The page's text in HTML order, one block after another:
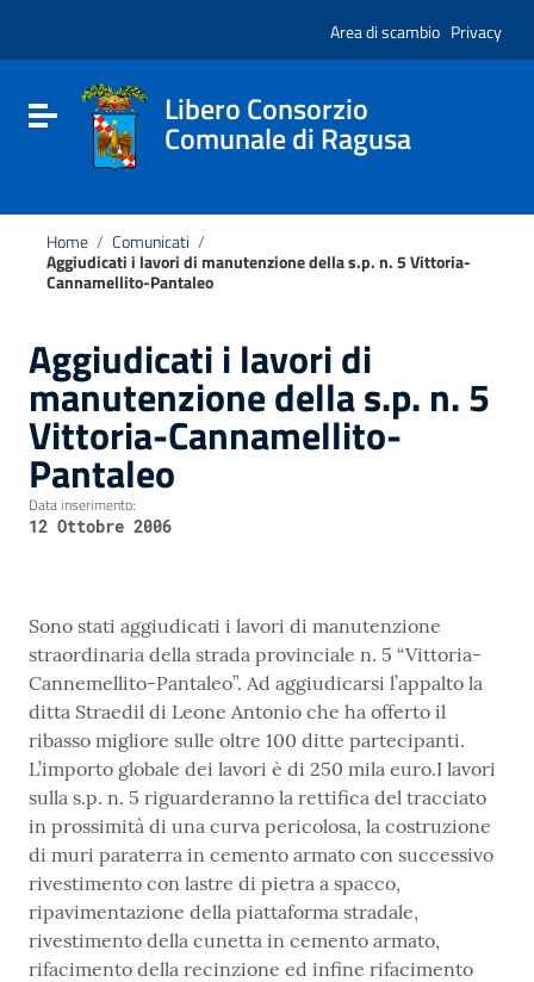
sito
include
Vai al footer
Area di scambio Privacy
Attiva / disattiva la navigazione
Libero Consorzio
Comunale di Ragusa
Home / Comunicati /
Aggiudicati i lavori di manutenzione della s.p. n. 5 Vittoria-
Cannamellito-Pantaleo
Aggiudicati i lavori di
manutenzione della s.p. n. 5
Vittoria-Cannamellito-
Pantaleo
Data inserimento:
12 Ottobre 2006
Sono stati aggiudicati i lavori di manutenzione
straordinaria della strada provinciale n. 5 “Vittoria-
Cannemellito-Pantaleo”. Ad aggiudicarsi l’appalto la
ditta Straedil di Leone Antonio che ha offerto il
ribasso migliore sulle oltre 100 ditte partecipanti.
L’importo globale dei lavori è di 250 mila euro.I lavori
sulla s.p. n. 5 riguarderanno la rettifica del tracciato
in prossimità di una curva pericolosa, la costruzione
di muri paraterra in cemento armato con successivo
rivestimento con lastre di pietra a spacco,
ripavimentazione della piattaforma stradale,
rivestimento della cunetta in cemento armato,
rifacimento della recinzione ed infine rifacimento